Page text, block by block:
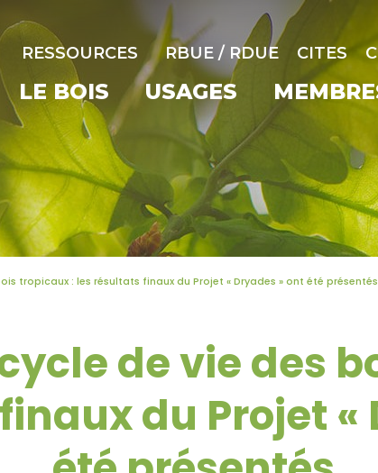
RESSOURCES RBUE / RDUE CITES
LE BOIS USAGES
tropicaux : les résultats finaux du Projet « Dryades » ont été présentés
de vie des
du Projet «